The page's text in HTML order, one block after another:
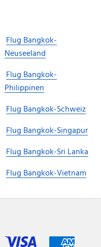
Flug Bangkok-
Neuseeland
Flug Bangkok-
Philippinen
Flug Bangkok-Schweiz
Flug Bangkok-Singapur
Flug Bangkok-Sri Lanka
Flug Bangkok-Vietnam